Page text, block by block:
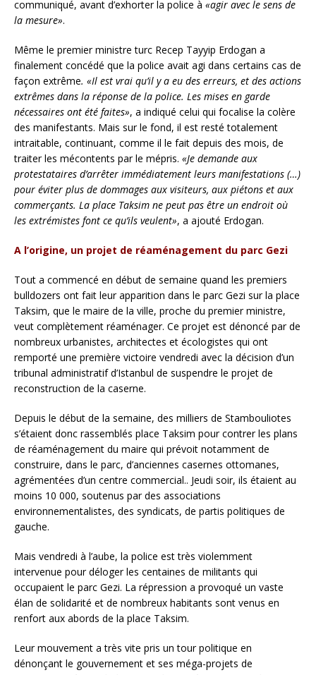
communiqué, avant d’exhorter la police à «agir avec le sens de
la mesure».
Même le premier ministre turc Recep Tayyip Erdogan a
finalement concédé que la police avait agi dans certains cas de
façon extrême. «Il est vrai qu’il y a eu des erreurs, et des actions
extrêmes dans la réponse de la police. Les mises en garde
nécessaires ont été faites», a indiqué celui qui focalise la colère
des manifestants. Mais sur le fond, il est resté totalement
intraitable, continuant, comme il le fait depuis des mois, de
traiter les mécontents par le mépris. «Je demande aux
protestataires d’arrêter immédiatement leurs manifestations (…)
pour éviter plus de dommages aux visiteurs, aux piétons et aux
commerçants. La place Taksim ne peut pas être un endroit où
les extrémistes font ce qu’ils veulent», a ajouté Erdogan.
A l’origine, un projet de réaménagement du parc Gezi
Tout a commencé en début de semaine quand les premiers
bulldozers ont fait leur apparition dans le parc Gezi sur la place
Taksim, que le maire de la ville, proche du premier ministre,
veut complètement réaménager. Ce projet est dénoncé par de
nombreux urbanistes, architectes et écologistes qui ont
remporté une première victoire vendredi avec la décision d’un
tribunal administratif d’Istanbul de suspendre le projet de
reconstruction de la caserne.
Depuis le début de la semaine, des milliers de Stambouliotes
s’étaient donc rassemblés place Taksim pour contrer les plans
de réaménagement du maire qui prévoit notamment de
construire, dans le parc, d’anciennes casernes ottomanes,
agrémentées d’un centre commercial.. Jeudi soir, ils étaient au
moins 10 000, soutenus par des associations
environnementalistes, des syndicats, de partis politiques de
gauche.
Mais vendredi à l’aube, la police est très violemment
intervenue pour déloger les centaines de militants qui
occupaient le parc Gezi. La répression a provoqué un vaste
élan de solidarité et de nombreux habitants sont venus en
renfort aux abords de la place Taksim.
Leur mouvement a très vite pris un tour politique en
dénonçant le gouvernement et ses méga-projets de